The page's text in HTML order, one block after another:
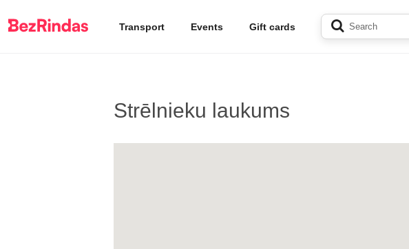
Transport Events Gift cards
Strēlnieku laukums